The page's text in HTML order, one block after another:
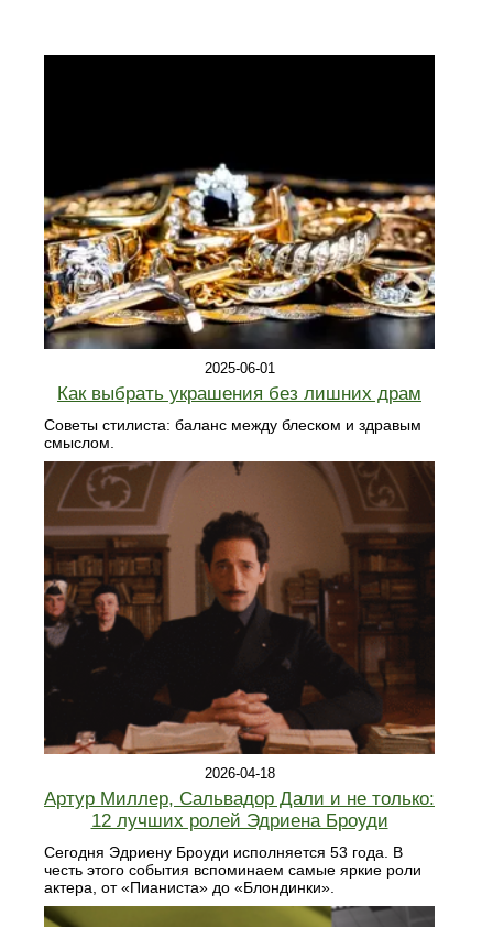
2025-06-01
Как выбрать украшения без лишних драм
Советы стилиста: баланс между блеском и здравым
смыслом.
2026-04-18
Артур Миллер, Сальвадор Дали и не только:
12 лучших ролей Эдриена Броуди
Сегодня Эдриену Броуди исполняется 53 года. В
честь этого события вспоминаем самые яркие роли
актера, от «Пианиста» до «Блондинки».